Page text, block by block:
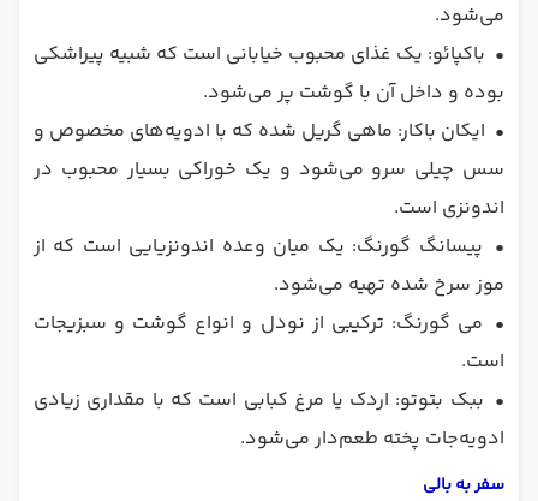
می‌شود.
• باکپائو: یک غذای محبوب خیابانی است که شبیه پیراشکی
بوده و داخل آن با گوشت پر می‌شود.
• ایکان باکار: ماهی گریل شده که با ادویه‌های مخصوص و
سس چیلی سرو می‌شود و یک خوراکی بسیار محبوب در
اندونزی است.
• پیسانگ گورنگ: یک میان وعده اندونزیایی است که از
موز سرخ شده تهیه می‌شود.
• می گورنگ: ترکیبی از نودل و انواع گوشت و سبزیجات
است.
• ببک بتوتو: اردک یا مرغ کبابی است که با مقداری زیادی
ادویه‌جات پخته طعم‌دار می‌شود.
سفر به بالی